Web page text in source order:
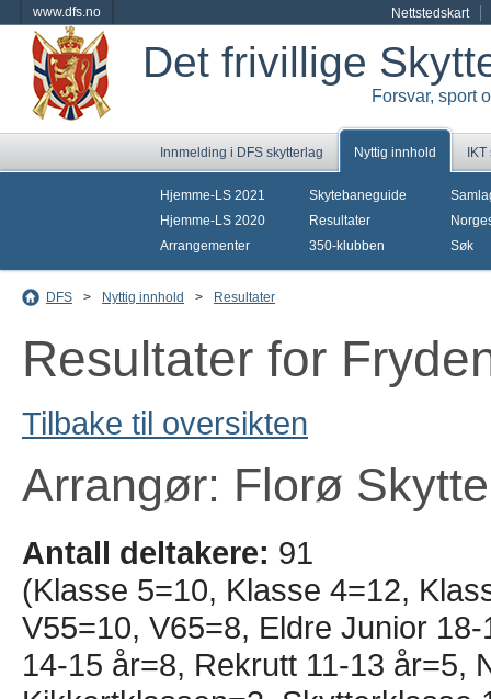
www.dfs.no Nettstedskart
Det frivillige
Forsvar, sport
Innmelding i DFS skytterlag Nyttig innhold
Hjemme-LS 2021
Hjemme-LS 2020
Arrangementer
Skytebaneguide
Resultater
350-klubben
Søk
DFS > Nyttig innhold > Resultater
Resultater for
Tilbake til oversikten
Arrangør: Florø
Antall deltakere: 91
(Klasse 5=10, Klasse 4=12,
V55=10, V65=8, Eldre Junior
14-15 år=8, Rekrutt 11-13 år=5,